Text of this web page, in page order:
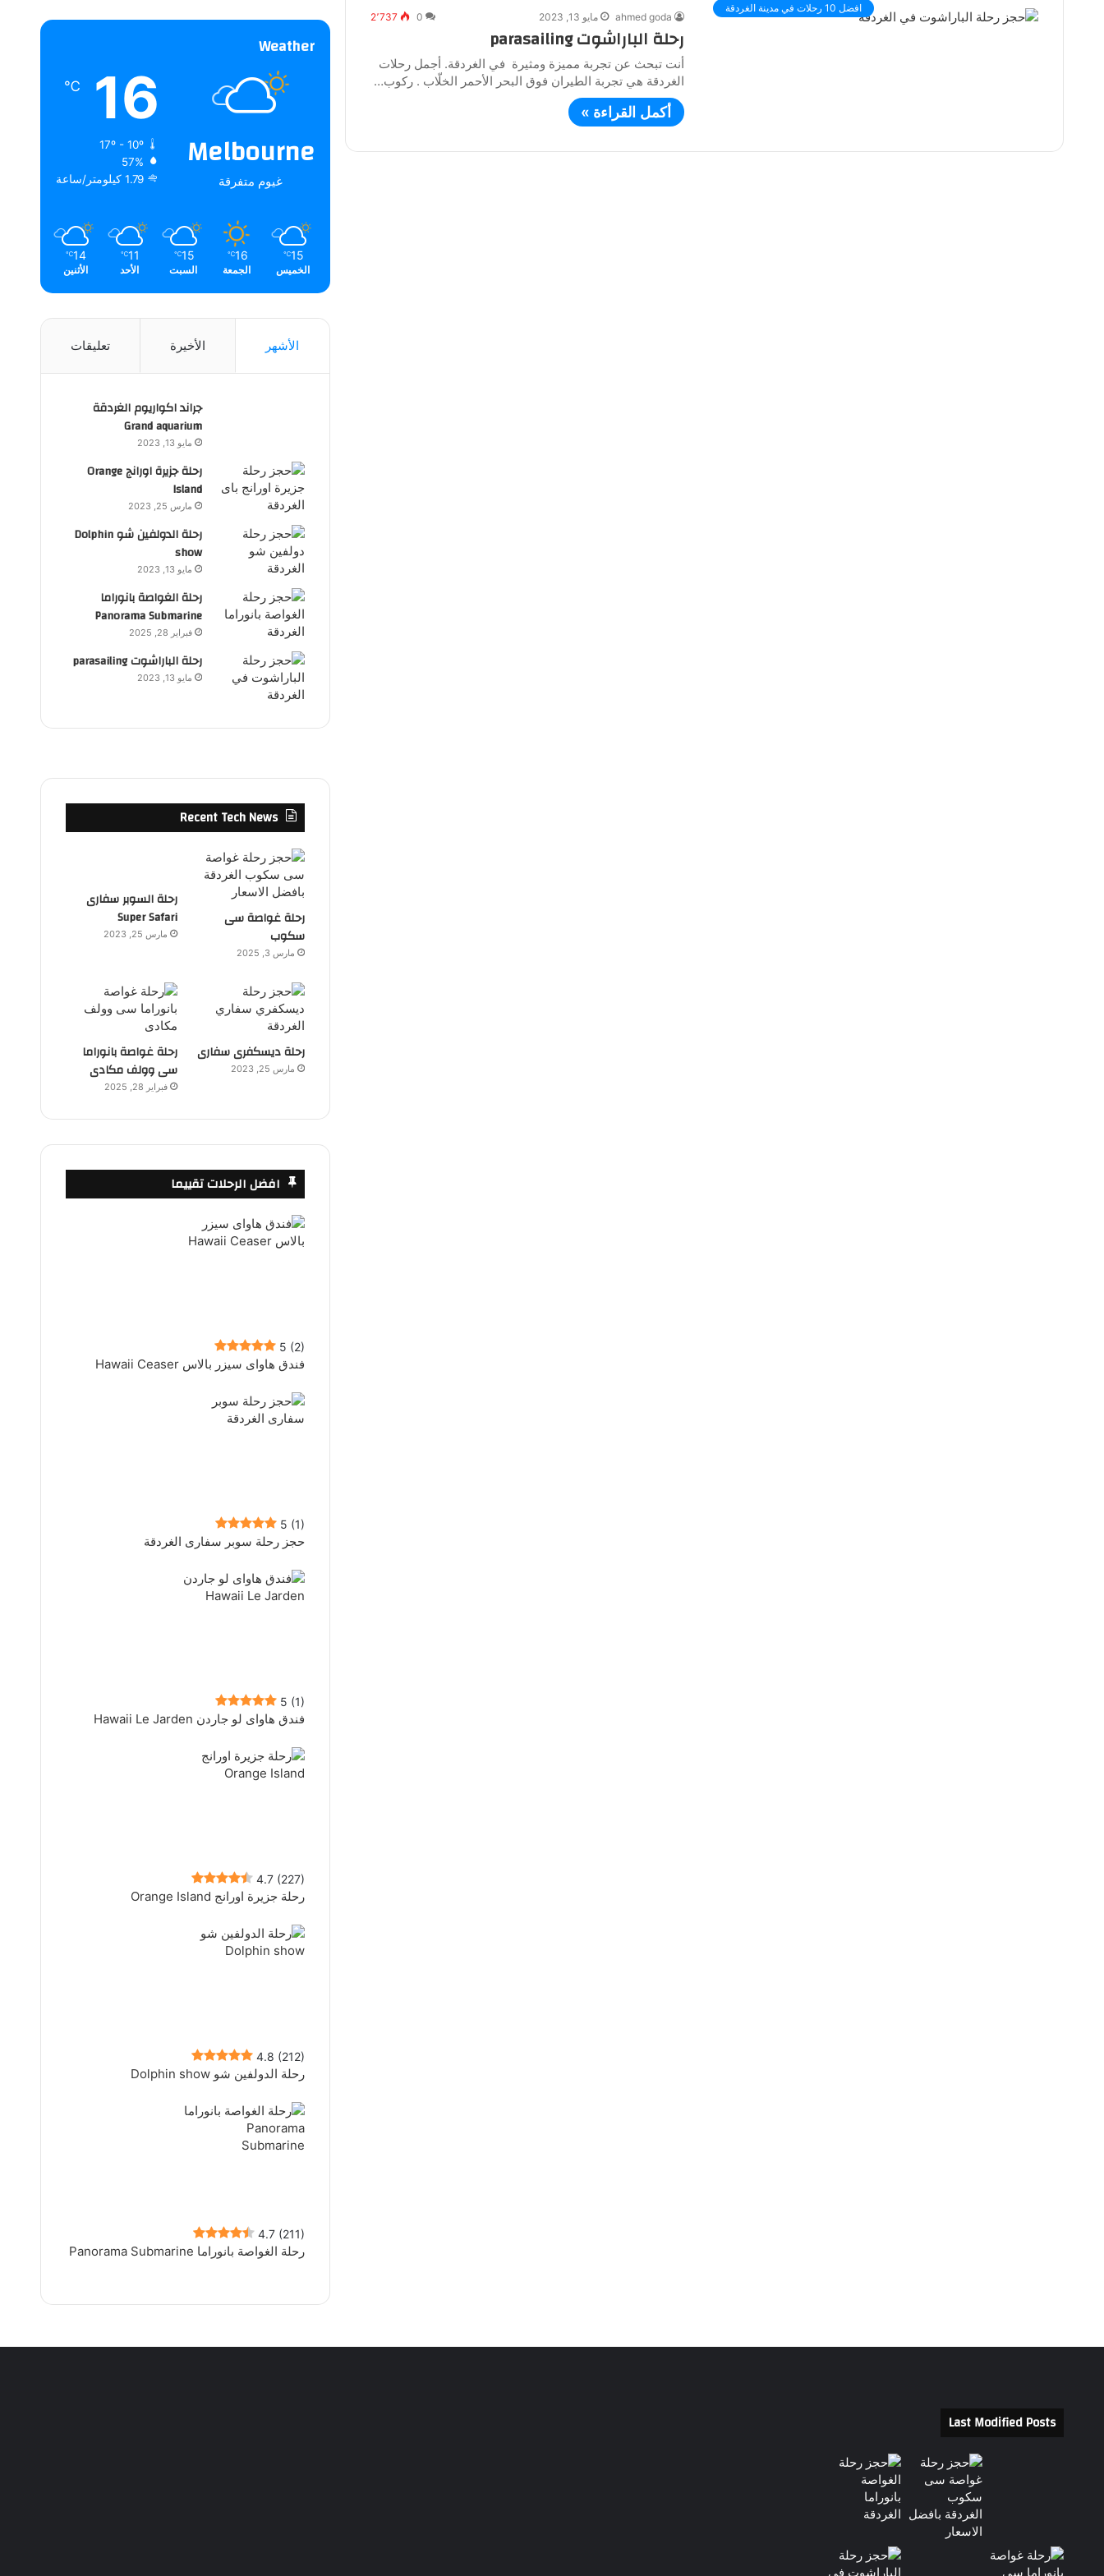
افضل 10 رحلات في مدينة الغردقة
ahmed goda مايو 13, 2023 0 2٬737
رحلة الباراشوت parasailing
أنت تبحث عن تجربة مميزة ومثيرة في الغردقة. أجمل رحلات
الغردقة هي تجربة الطيران فوق البحر الأحمر الخلّاب . ركوب…
أكمل القراءة »
Weather
Melbourne
غيوم متفرقة
16
℃
17º - 10º
57%
1.79 كيلومتر/ساعة
15
℃
الخميس
16
℃
الجمعة
15
℃
السبت
11
℃
الأحد
14
℃
الأثنين
الأشهر الأخيرة تعليقات
جراند اكواريوم الغردقة
Grand aquarium
مايو 13, 2023
رحلة جزيرة اورانج Orange
Island
مارس 25, 2023
رحلة الدولفين شو Dolphin
show
مايو 13, 2023
رحلة الغواصة بانوراما
Panorama Submarine
فبراير 28, 2025
رحلة الباراشوت parasailing
مايو 13, 2023
Recent Tech News
رحلة غواصة سى
سكوب
مارس 3, 2025
رحلة السوبر سفارى
Super Safari
مارس 25, 2023
رحلة ديسكفرى سفارى
مارس 25, 2023
رحلة غواصة بانوراما
سى وولف مكادى
فبراير 28, 2025
افضل الرحلات تقييما
5 (2)
فندق هاواى سيزر بالاس Hawaii Ceaser
5 (1)
حجز رحلة سوبر سفارى الغردقة
5 (1)
فندق هاواى لو جاردن Hawaii Le Jarden
4.7 (227)
رحلة جزيرة اورانج Orange Island
4.8 (212)
رحلة الدولفين شو Dolphin show
4.7 (211)
رحلة الغواصة بانوراما Panorama Submarine
Last Modified Posts